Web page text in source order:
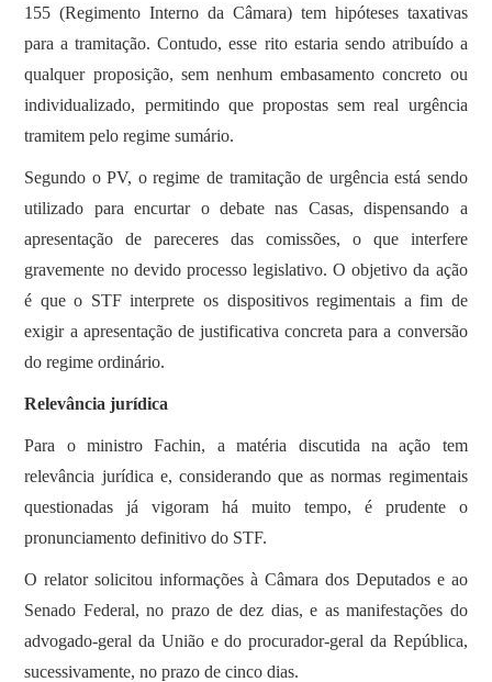
155 (Regimento Interno da Câmara) tem hipóteses taxativas
para a tramitação. Contudo, esse rito estaria sendo atribuído a
qualquer proposição, sem nenhum embasamento concreto ou
individualizado, permitindo que propostas sem real urgência
tramitem pelo regime sumário.
Segundo o PV, o regime de tramitação de urgência está sendo
utilizado para encurtar o debate nas Casas, dispensando a
apresentação de pareceres das comissões, o que interfere
gravemente no devido processo legislativo. O objetivo da ação
é que o STF interprete os dispositivos regimentais a fim de
exigir a apresentação de justificativa concreta para a conversão
do regime ordinário.
Relevância jurídica
Para o ministro Fachin, a matéria discutida na ação tem
relevância jurídica e, considerando que as normas regimentais
questionadas já vigoram há muito tempo, é prudente o
pronunciamento definitivo do STF.
O relator solicitou informações à Câmara dos Deputados e ao
Senado Federal, no prazo de dez dias, e as manifestações do
advogado-geral da União e do procurador-geral da República,
sucessivamente, no prazo de cinco dias.